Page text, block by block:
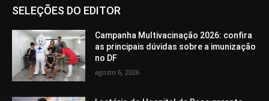
SELEÇÕES DO EDITOR
Campanha Multivacinação 2026: confira
as principais dúvidas sobre a imunização
no DF
agosto 6, 2026